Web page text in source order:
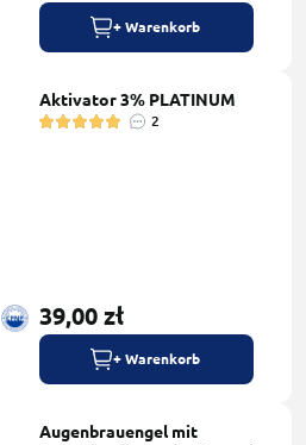
+ Warenkorb
Aktivator 3% PLATINUM
2
39,00 zł
+ Warenkorb
Augenbrauengel mit